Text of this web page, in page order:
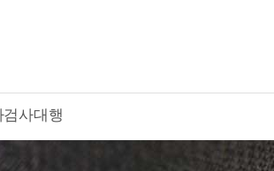
검사대행